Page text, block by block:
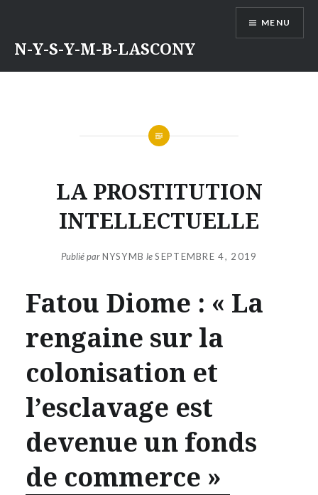
contenu
N-Y-S-Y-M-B-LASCONY
MENU
LA PROSTITUTION
INTELLECTUELLE
Publié parNYSYMB leSEPTEMBRE 4, 2019
Fatou Diome : « La
rengaine sur la
colonisation et
l’esclavage est
devenue un fonds
de commerce »